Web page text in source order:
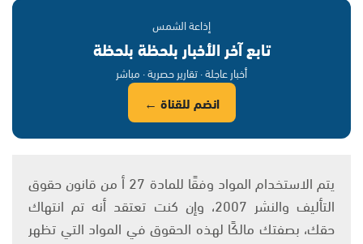
إذاعة الشمس
تابع آخر الأخبار بلحظة بلحظة
أخبار عاجلة · تقارير حصرية · مباشر
انضم للقناة ←
يتم الاستخدام المواد وفقًا للمادة 27 أ من قانون حقوق
التأليف والنشر 2007، وإن كنت تعتقد أنه تم انتهاك
حقك، بصفتك مالكًا لهذه الحقوق في المواد التي تظهر